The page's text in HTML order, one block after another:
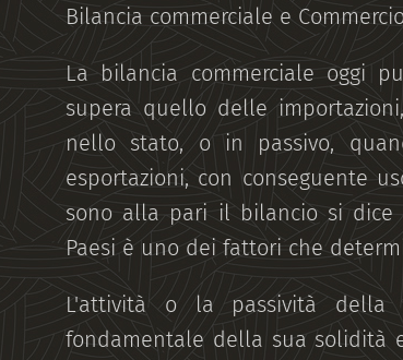
Bilancia commerciale e
La bilancia commerciale oggi
supera quello delle
nello stato, o in passivo,
esportazioni, con conseguente
sono alla pari il bilancio si dice
Paesi è uno dei fattori che
L'attività o la passività della
fondamentale della sua solidità